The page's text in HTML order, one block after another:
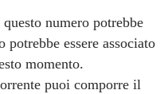
numero potrebbe
potrebbe essere associato
momento.
puoi comporre il